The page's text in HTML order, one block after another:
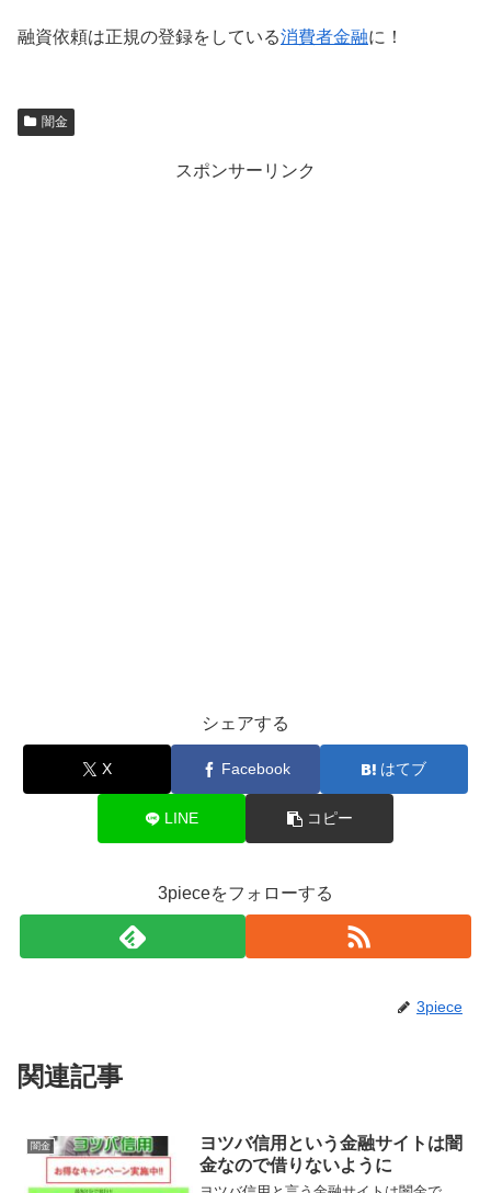
融資依頼は正規の登録をしている消費者金融に！
闇金
スポンサーリンク
シェアする
X Facebook はてブ
LINE コピー
3pieceをフォローする
3piece
関連記事
闇金
ヨツバ信用という金融サイトは闇
金なので借りないように